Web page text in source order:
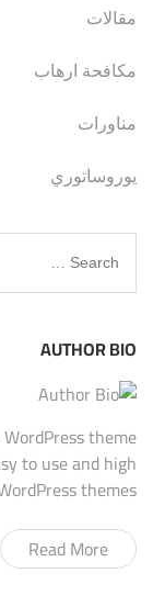
مقالات
مكافحة ارهاب
مناورات
يوروساتوري
Search
for:
AUTHOR BIO
theme
to use and high
themes.
Read More